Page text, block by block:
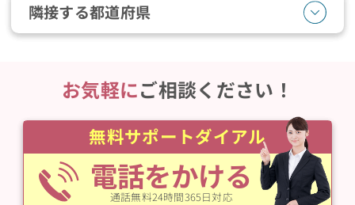
隣接する都道府県
お気軽にご相談ください！
無料サポートダイアル
電話をかける
通話無料24時間365日対応